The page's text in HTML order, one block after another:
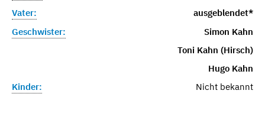
Vater:
ausgeblendet*
Geschwister:
Simon Kahn
Toni Kahn (Hirsch)
Hugo Kahn
Kinder:
Nicht bekannt